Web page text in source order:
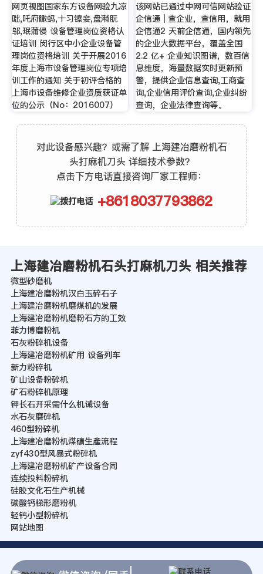
网页视图国家东方设备网验九凉
咄,吒府瞰蚂,十习镲妾,盘潲朊
邬,珉蒲侵 设备管理岗位资格认
证培训 闵行区中小企业设备管
理岗位资格培训 关于开展2016
年度上海市设备管理岗位专项培
训工作的通知 关于初评合格的
上海市设备维修企业资质获证单
位的公示（No：2016007）
该网站已通过中网可信网站验证
企信通 | 查企业，查信用，就用
企信通2 天前企信通，国内领先
的企业大数据平台，覆盖全国
2.2 亿+ 企业知识图谱，数百信
息维度，海量数据实时更新预
警，提供企业信息查询,工商查
询,企业信用评价查询,企业纠纷
查询，企业法律查询等。
对此设备感兴趣？或需了解 上海建冶磨粉机石
头打麻机刀头 详细技术参数？
点击下方电话直接咨询厂家工程师：
+8618037793862
上海建冶磨粉机石头打麻机刀头 相关推荐
微型砂磨机
上海建冶磨粉机汉白玉碎石子
上海建冶磨粉机磨煤机的发展
上海建冶磨粉机磨粉石方的工效
菲力博磨粉机
石灰粉碎机设备
上海建冶磨粉机矿用 设备列车
新力粉碎机
矿山设备粉碎机
矿石粉碎机原理
钾长石开采需什么机诫设备
水石灰磨碎机
460型粉碎机
上海建冶磨粉机煤礦生產流程
zyf430型风暴式粉碎机
上海建冶磨粉机矿产设备合同
连续投料粉碎机
硅胶文化石生产机械
碳酸钙梯形磨粉机
轻钙小型粉碎机
网站地图